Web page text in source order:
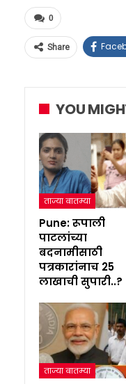
0
Share
YOU
ताज्या बातम्या
Pune: रूपाली
पाटलांच्या
बदनामीसाठी
पत्रकारांनाच 25
लाखाची सुपारी..?
ताज्या बातम्या